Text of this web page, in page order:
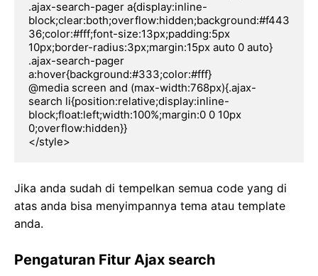
.ajax-search-pager a{display:inline-
block;clear:both;overflow:hidden;background:#f443
36;color:#fff;font-size:13px;padding:5px
10px;border-radius:3px;margin:15px auto 0 auto}
.ajax-search-pager
a:hover{background:#333;color:#fff}
@media screen and (max-width:768px){.ajax-
search li{position:relative;display:inline-
block;float:left;width:100%;margin:0 0 10px
0;overflow:hidden}}
</style>
Jika anda sudah di tempelkan semua code yang di
atas anda bisa menyimpannya tema atau template
anda.
Pengaturan Fitur Ajax search